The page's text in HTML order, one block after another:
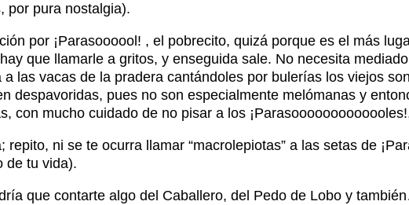
por pura nostalgia).
por ¡Parasoooool! , el pobrecito, quizá porque es el más
que llamarle a gritos, y enseguida sale. No necesita
las vacas de la pradera cantándoles por bulerías los viejos
despavoridas, pues no son especialmente melómanas y
con mucho cuidado de no pisar a los
repito, ni se te ocurra llamar “macrolepiotas” a las setas de
de tu vida).
que contarte algo del Caballero, del Pedo de Lobo y